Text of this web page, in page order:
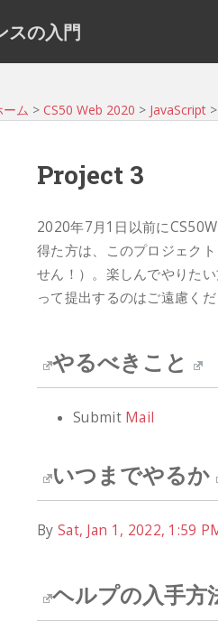
スの入門
ーム > CS50 Web 2020 > JavaScript
Project 3
2020年7月1日以前に
得た方は、このプロジェク
せん！）。楽しんでやりた
って提出するのはご遠慮くだ
やるべきこと
Submit Mail
いつまでやるか
By Sat, Jan 1, 2022, 1:59
ヘルプの入手方